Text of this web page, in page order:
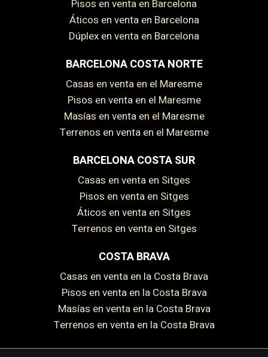
Pisos en venta en Barcelona
Áticos en venta en Barcelona
Dúplex en venta en Barcelona
BARCELONA COSTA NORTE
Casas en venta en el Maresme
Pisos en venta en el Maresme
Masías en venta en el Maresme
Terrenos en venta en el Maresme
BARCELONA COSTA SUR
Casas en venta en Sitges
Pisos en venta en Sitges
Áticos en venta en Sitges
Terrenos en venta en Sitges
COSTA BRAVA
Casas en venta en la Costa Brava
Pisos en venta en la Costa Brava
Masías en venta en la Costa Brava
Terrenos en venta en la Costa Brava
Guardar configuración Aceptar todas